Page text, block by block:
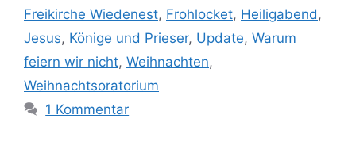
Freikirche Wiedenest, Frohlocket, Heiligabend,
Jesus, Könige und Prieser, Update, Warum
feiern wir nicht, Weihnachten,
Weihnachtsoratorium
1 Kommentar